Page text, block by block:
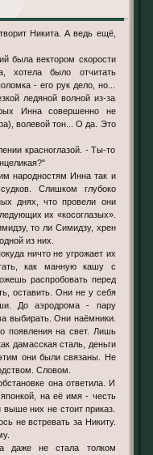
была вектором скорости
хотела было отчитать
- его рук дело, но...
ледяной волной из-за
Инна совершенно не
волевой тон... О да. Это
красноглазой. - Ты-то
народностям Инна так и
Слишком глубоко
днях, что провели они
их «косоглазых».
то ли Симидзу, хрен
из них.
ничто не угрожает их
как манную кашу с
распробовать перед
оставить. Они не у себя
До аэродрома - пару
выбирать. Они наёмники.
появления на свет. Лишь
дамасская сталь, деньги
они были связаны. Не
Словом.
она ответила. И
на её имя - честь
них не стоит приказ.
не встревать за Никиту.
даже не стала толком